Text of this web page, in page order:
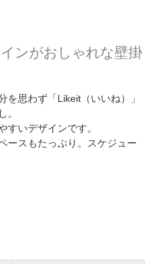
ンがおしゃれな壁掛
を思わず「Likeit（いいね）」
。
すいデザインです。
ースもたっぷり。スケジュー